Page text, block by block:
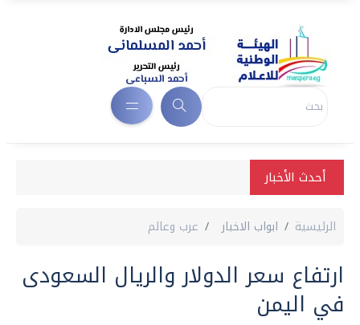
أحدث الأخبار
الرئيسية ابواب الاخبار عرب وعالم
ارتفاع سعر الدولار والريال السعودى
في اليمن